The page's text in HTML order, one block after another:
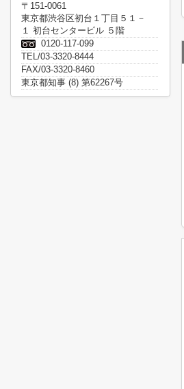
〒151-0061
東京都渋谷区初台１丁目５１－
１ 初台センタービル ５階
0120-117-099
TEL/03-3320-8444
FAX/03-3320-8460
東京都知事 (8) 第62267号